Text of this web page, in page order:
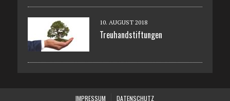
10. AUGUST 2018
Treuhandstiftungen
IMPRESSUM DATENSCHUTZ